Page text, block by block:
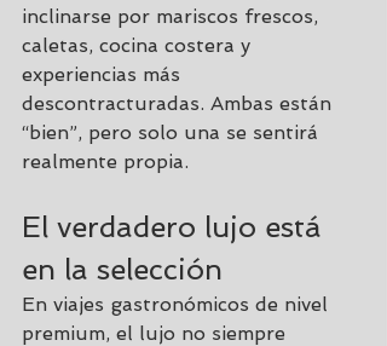
inclinarse por mariscos frescos,
caletas, cocina costera y
experiencias más
descontracturadas. Ambas están
“bien”, pero solo una se sentirá
realmente propia.
El verdadero lujo está
en la selección
En viajes gastronómicos de nivel
premium, el lujo no siempre